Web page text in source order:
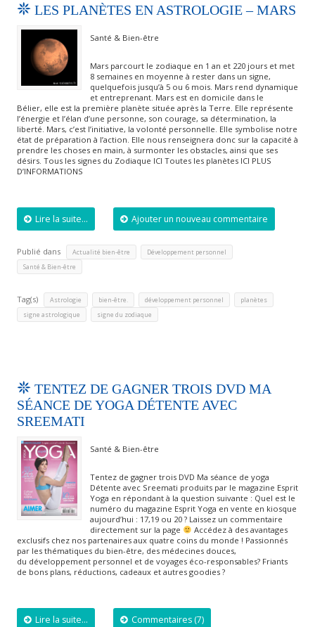
LES PLANÈTES EN ASTROLOGIE – MARS
Santé & Bien-être
Mars parcourt le zodiaque en 1 an et 220 jours et met
8 semaines en moyenne à rester dans un signe,
quelquefois jusqu’à 5 ou 6 mois. Mars rend dynamique
et entreprenant. Mars est en domicile dans le
Bélier, elle est la première planète située après la Terre. Elle représente
l’énergie et l’élan d’une personne, son courage, sa détermination, la
liberté. Mars, c’est l’initiative, la volonté personnelle. Elle symbolise notre
état de préparation à l’action. Elle nous renseignera donc sur la capacité à
prendre les choses en main, à surmonter les obstacles, ainsi que ses
désirs. Tous les signes du Zodiaque ICI Toutes les planètes ICI PLUS
D’INFORMATIONS
Lire la suite... Ajouter un nouveau commentaire
Publié dans Actualité bien-être Développement personnel
Santé & Bien-être
Tag(s) Astrologie bien-être. développement personnel planètes
signe astrologique signe du zodiaque
TENTEZ DE GAGNER TROIS DVD MA
SÉANCE DE YOGA DÉTENTE AVEC
SREEMATI
Santé & Bien-être
Tentez de gagner trois DVD Ma séance de yoga
Détente avec Sreemati produits par le magazine Esprit
Yoga en répondant à la question suivante : Quel est le
numéro du magazine Esprit Yoga en vente en kiosque
aujourd’hui : 17,19 ou 20 ? Laissez un commentaire
directement sur la page
Accédez à des avantages
exclusifs chez nos partenaires aux quatre coins du monde ! Passionnés
par les thématiques du bien-être, des médecines douces,
du développement personnel et de voyages éco-responsables? Friants
de bons plans, réductions, cadeaux et autres goodies ?
Lire la suite... Commentaires (7)